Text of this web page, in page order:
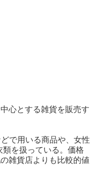
心とする雑貨を販売す
で用いる商品や、女性
を扱っている。価格
雑貨店よりも比較的値